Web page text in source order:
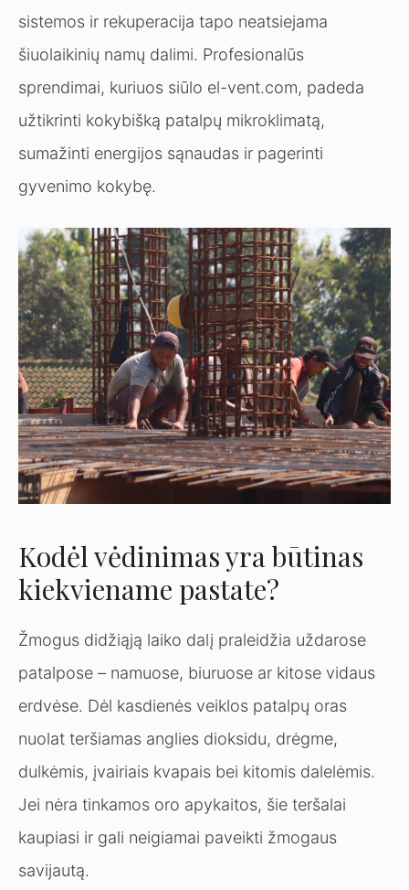
sistemos ir rekuperacija tapo neatsiejama
šiuolaikinių namų dalimi. Profesionalūs
sprendimai, kuriuos siūlo el-vent.com, padeda
užtikrinti kokybišką patalpų mikroklimatą,
sumažinti energijos sąnaudas ir pagerinti
gyvenimo kokybę.
Kodėl vėdinimas yra būtinas
kiekviename pastate?
Žmogus didžiąją laiko dalį praleidžia uždarose
patalpose – namuose, biuruose ar kitose vidaus
erdvėse. Dėl kasdienės veiklos patalpų oras
nuolat teršiamas anglies dioksidu, drėgme,
dulkėmis, įvairiais kvapais bei kitomis dalelėmis.
Jei nėra tinkamos oro apykaitos, šie teršalai
kaupiasi ir gali neigiamai paveikti žmogaus
savijautą.